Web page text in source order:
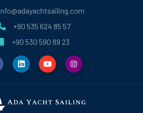
+90 535 624 85 57
+90 530 590 89 23